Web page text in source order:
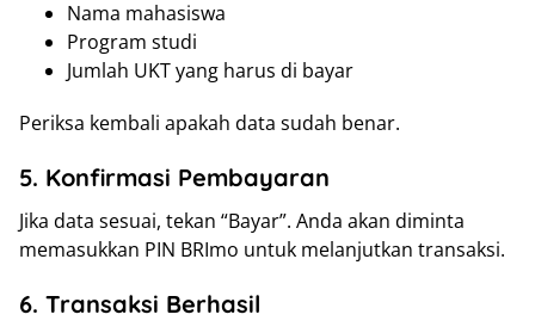
Nama mahasiswa
Program studi
Jumlah UKT yang harus di bayar
Periksa kembali apakah data sudah benar.
5. Konfirmasi Pembayaran
Jika data sesuai, tekan “Bayar”. Anda akan diminta
memasukkan PIN BRImo untuk melanjutkan transaksi.
6. Transaksi Berhasil